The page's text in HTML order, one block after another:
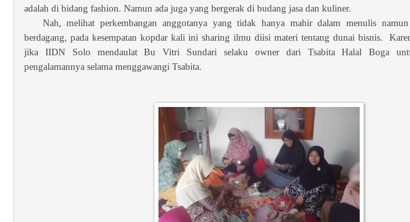
adalah di bidang fashion. Namun ada juga yang bergerak di budang jasa dan kuliner.
Nah, melihat perkembangan anggotanya yang tidak hanya mahir dalam menulis
berdagang, pada kesempatan kopdar kali ini sharing ilmu diisi materi tentang dunai bisnis.
jika IIDN Solo mendaulat Bu Vitri Sundari selaku owner dari Tsabita Halal Boga
pengalamannya selama menggawangi Tsabita.